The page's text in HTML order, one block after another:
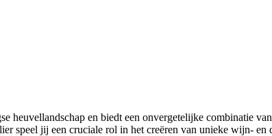
en biedt een onvergetelijke combinatie
speel jij een cruciale rol in het creëren van unieke wijn- en